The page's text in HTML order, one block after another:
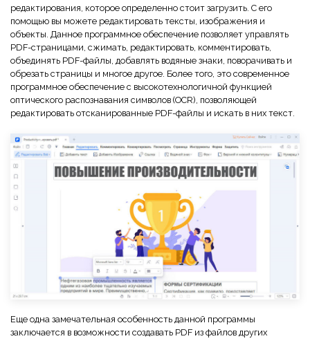
редактирования, которое определенно стоит загрузить. С его
помощью вы можете редактировать тексты, изображения и
объекты. Данное программное обеспечение позволяет управлять
PDF-страницами, сжимать, редактировать, комментировать,
объединять PDF-файлы, добавлять водяные знаки, поворачивать и
обрезать страницы и многое другое. Более того, это современное
программное обеспечение с высокотехнологичной функцией
оптического распознавания символов (OCR), позволяющей
редактировать отсканированные PDF-файлы и искать в них текст.
Еще одна замечательная особенность данной программы
заключается в возможности создавать PDF из файлов других